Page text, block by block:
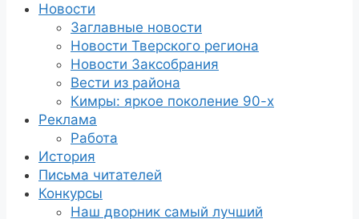
Новости
Заглавные новости
Новости Тверского региона
Новости Заксобрания
Вести из района
Кимры: яркое поколение 90-х
Реклама
Работа
История
Письма читателей
Конкурсы
Наш дворник самый лучший